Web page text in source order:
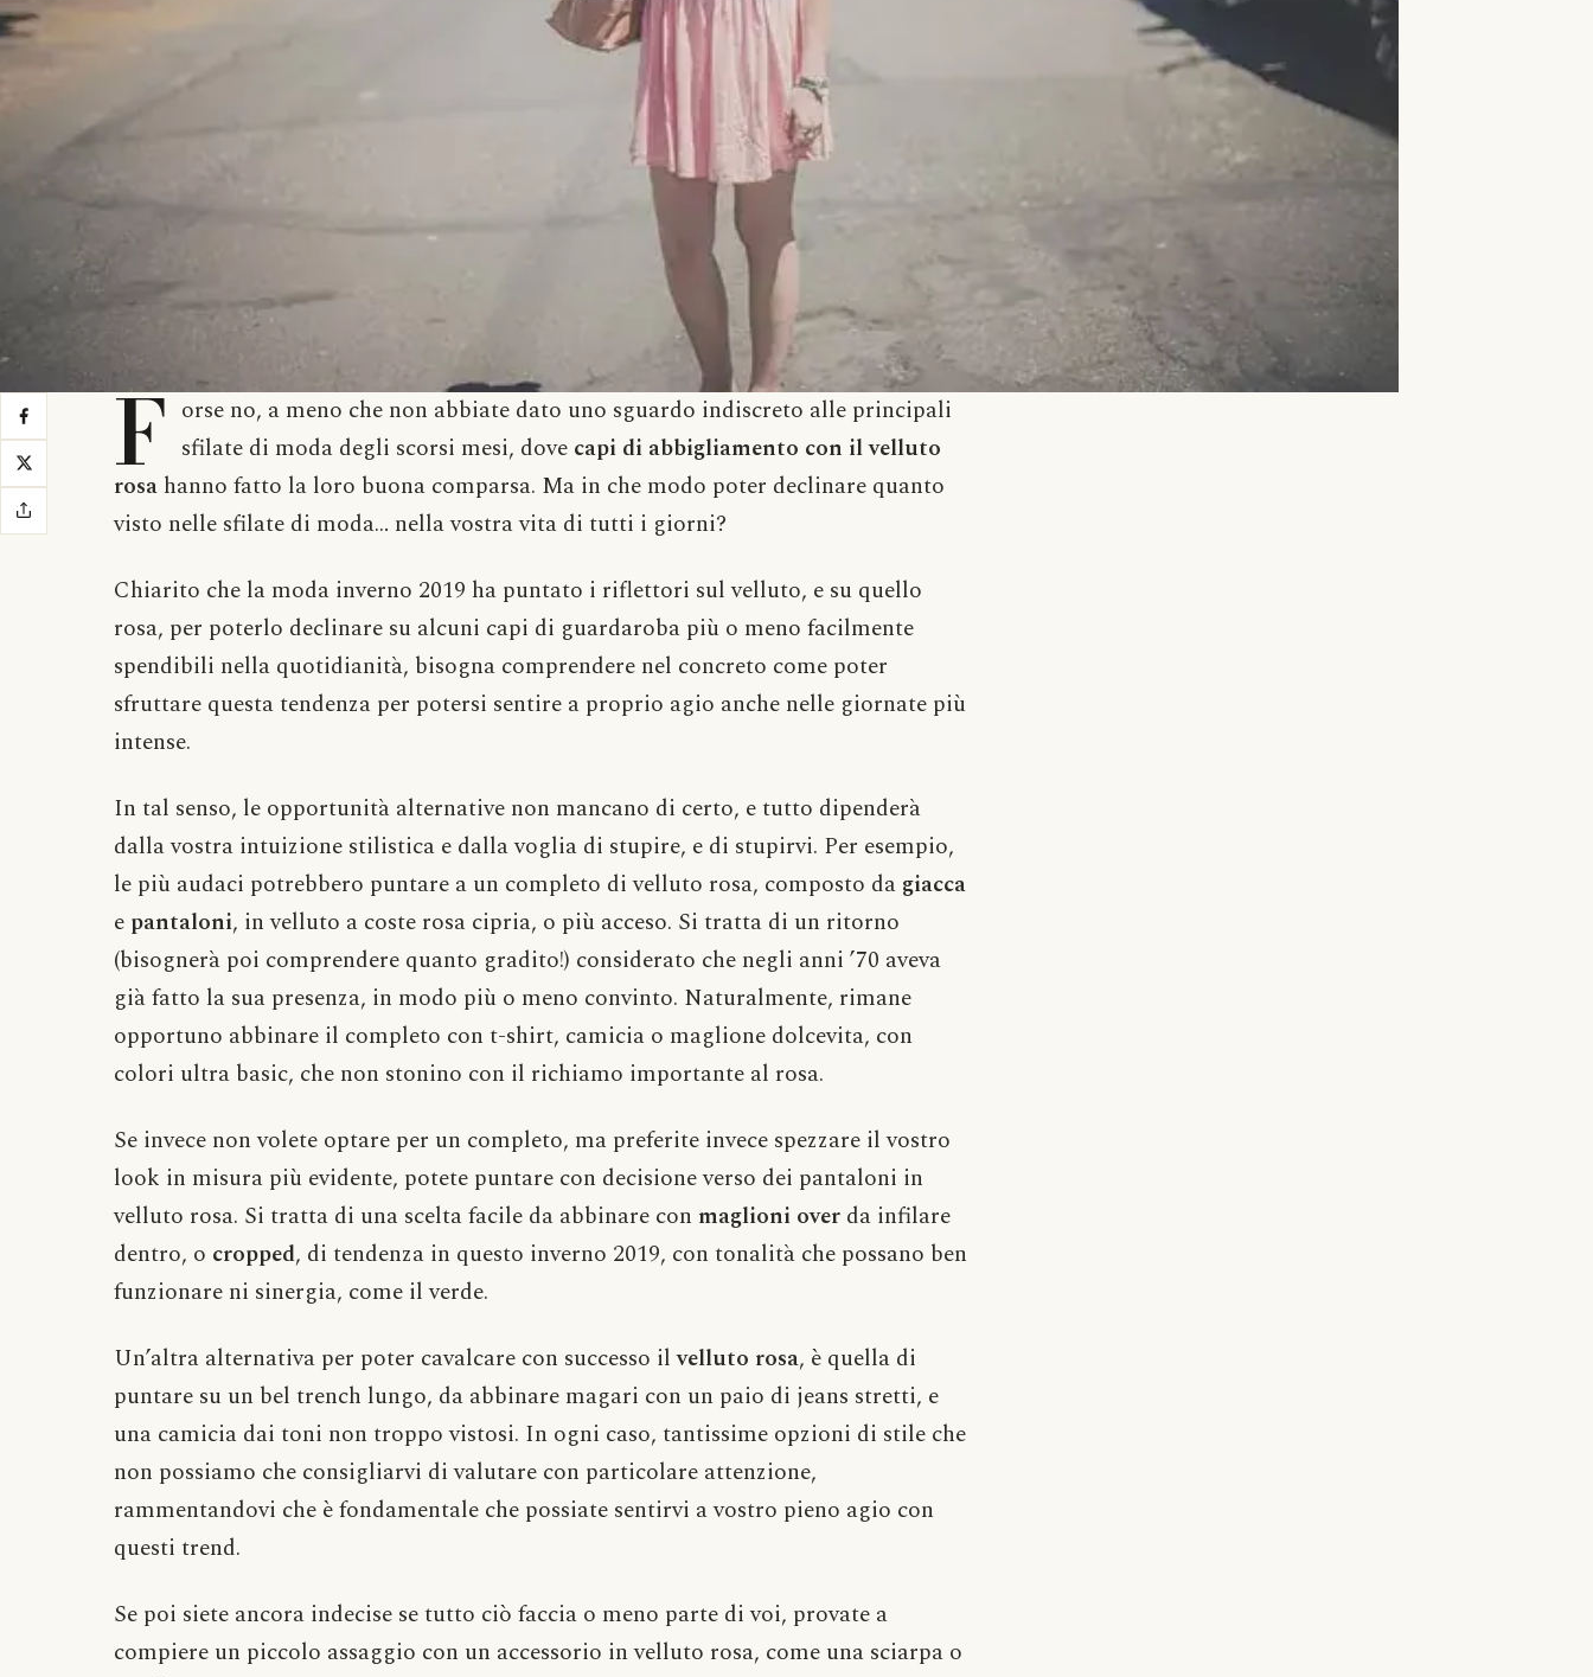
F orse no, a meno che non abbiate dato uno sguardo indiscreto alle principali
sfilate di moda degli scorsi mesi, dove capi di abbigliamento con il velluto
rosa hanno fatto la loro buona comparsa. Ma in che modo poter declinare quanto
visto nelle sfilate di moda… nella vostra vita di tutti i giorni?
Chiarito che la moda inverno 2019 ha puntato i riflettori sul velluto, e su quello
rosa, per poterlo declinare su alcuni capi di guardaroba più o meno facilmente
spendibili nella quotidianità, bisogna comprendere nel concreto come poter
sfruttare questa tendenza per potersi sentire a proprio agio anche nelle giornate più
intense.
In tal senso, le opportunità alternative non mancano di certo, e tutto dipenderà
dalla vostra intuizione stilistica e dalla voglia di stupire, e di stupirvi. Per esempio,
le più audaci potrebbero puntare a un completo di velluto rosa, composto da giacca
e pantaloni, in velluto a coste rosa cipria, o più acceso. Si tratta di un ritorno
(bisognerà poi comprendere quanto gradito!) considerato che negli anni ’70 aveva
già fatto la sua presenza, in modo più o meno convinto. Naturalmente, rimane
opportuno abbinare il completo con t-shirt, camicia o maglione dolcevita, con
colori ultra basic, che non stonino con il richiamo importante al rosa.
Se invece non volete optare per un completo, ma preferite invece spezzare il vostro
look in misura più evidente, potete puntare con decisione verso dei pantaloni in
velluto rosa. Si tratta di una scelta facile da abbinare con maglioni over da infilare
dentro, o cropped, di tendenza in questo inverno 2019, con tonalità che possano ben
funzionare ni sinergia, come il verde.
Un’altra alternativa per poter cavalcare con successo ilvelluto rosa, è quella di
puntare su un bel trench lungo, da abbinare magari con un paio di jeans stretti, e
una camicia dai toni non troppo vistosi. In ogni caso, tantissime opzioni di stile che
non possiamo che consigliarvi di valutare con particolare attenzione,
rammentandovi che è fondamentale che possiate sentirvi a vostro pieno agio con
questi trend.
Se poi siete ancora indecise se tutto ciò faccia o meno parte di voi, provate a
compiere un piccolo assaggio con un accessorio in velluto rosa, come una sciarpa o